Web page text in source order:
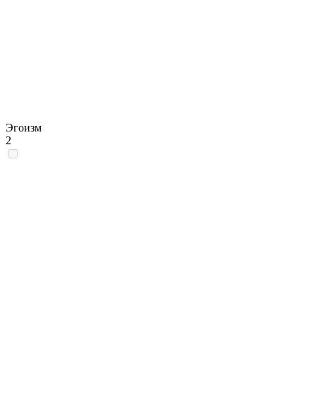
Эгоизм
2